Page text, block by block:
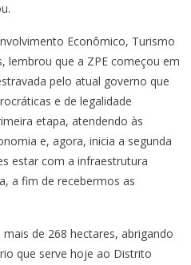
Econômico, Turismo
lembrou que a ZPE começou em
pelo atual governo que
e de legalidade
etapa, atendendo às
e, agora, inicia a segunda
estar com a infraestrutura
a fim de recebermos as
de 268 hectares, abrigando
que serve hoje ao Distrito